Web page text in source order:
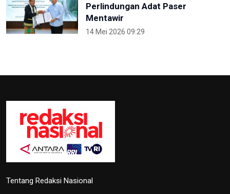
Perlindungan Adat Paser
Mentawir
14 Mei 2026 09:29
Tentang Redaksi Nasional